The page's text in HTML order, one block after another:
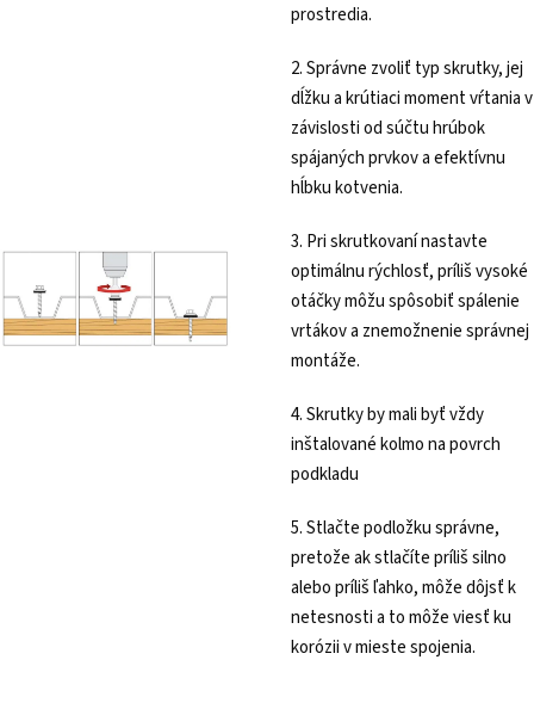
prostredia.
2. Správne zvoliť typ skrutky, jej
dĺžku a krútiaci moment vŕtania v
závislosti od súčtu hrúbok
spájaných prvkov a efektívnu
hĺbku kotvenia.
3. Pri skrutkovaní nastavte
optimálnu rýchlosť, príliš vysoké
otáčky môžu spôsobiť spálenie
vrtákov a znemožnenie správnej
montáže.
4. Skrutky by mali byť vždy
inštalované kolmo na povrch
podkladu
5. Stlačte podložku správne,
pretože ak stlačíte príliš silno
alebo príliš ľahko, môže dôjsť k
netesnosti a to môže viesť ku
korózii v mieste spojenia.